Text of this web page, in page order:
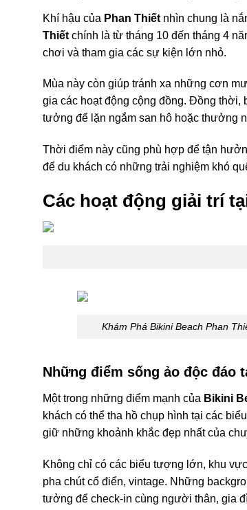
Khí hậu của Phan Thiết nhìn chung là
Thiết chính là từ tháng 10 đến tháng 4
chơi và tham gia các sự kiện lớn nhỏ.
Mùa này còn giúp tránh xa những cơn
gia các hoạt động cộng đồng. Đồng
tưởng để lặn ngắm san hô hoặc thưởng
Thời điểm này cũng phù hợp để tận
để du khách có những trải nghiệm khó
Các hoạt động giải trí
Khám Phá Bikini Beach Phan
Những điểm sống ảo độc đáo
Một trong những điểm mạnh của Bikini
khách có thể tha hồ chụp hình tại các
giữ những khoảnh khắc đẹp nhất của
Không chỉ có các biểu tượng lớn, khu
pha chút cổ điển, vintage. Những
tưởng để check-in cùng người thân, gia